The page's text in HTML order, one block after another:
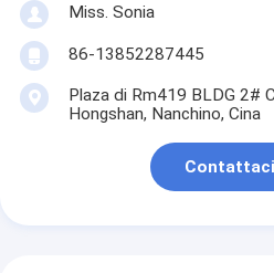
Miss. Sonia
86-13852287445
Plaza di Rm419 BLDG 2#
Hongshan, Nanchino, Cina
Contattaci